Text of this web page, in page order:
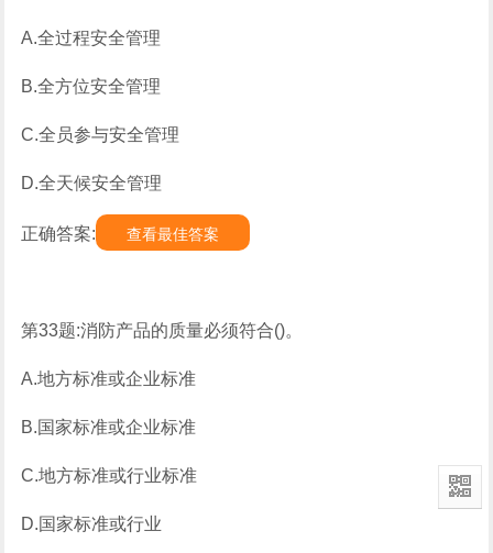
A.全过程安全管理
B.全方位安全管理
C.全员参与安全管理
D.全天候安全管理
正确答案: 查看最佳答案
第33题:消防产品的质量必须符合()。
A.地方标准或企业标准
B.国家标准或企业标准
C.地方标准或行业标准
D.国家标准或行业